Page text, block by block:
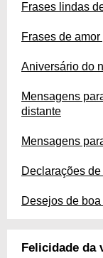
Frases lindas
Frases de
Aniversário do
Mensagens
distante
Mensagens
Declarações
Desejos de
Felicidade da